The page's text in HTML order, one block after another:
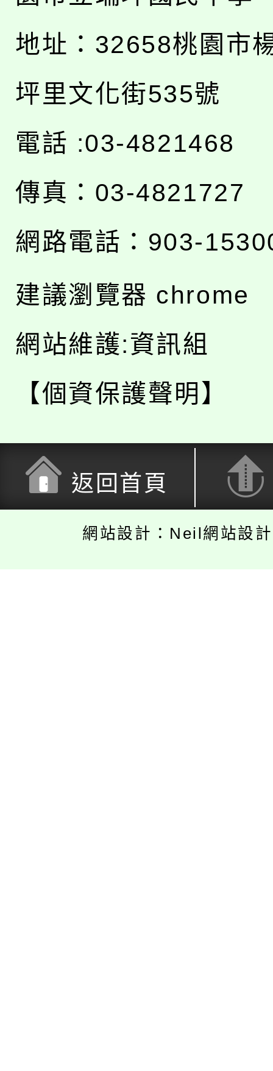
地址： 32658桃園市
坪里文化街535號
電話 :03-4821468
傳真：03-4821727
網路電話：903-
建議瀏覽器 chrome
網站維護:資訊組
【個資保護聲明】
返回首頁
網站設計：Neil網站設